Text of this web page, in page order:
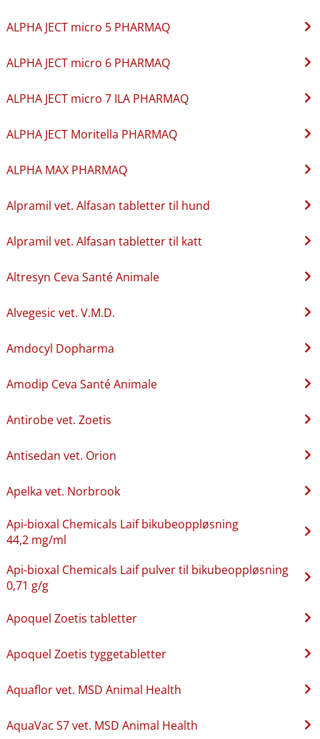
ALPHA JECT micro 5 PHARMAQ
ALPHA JECT micro 6 PHARMAQ
ALPHA JECT micro 7 ILA PHARMAQ
ALPHA JECT Moritella PHARMAQ
ALPHA MAX PHARMAQ
Alpramil vet. Alfasan tabletter til hund
Alpramil vet. Alfasan tabletter til katt
Altresyn Ceva Santé Animale
Alvegesic vet. V.M.D.
Amdocyl Dopharma
Amodip Ceva Santé Animale
Antirobe vet. Zoetis
Antisedan vet. Orion
Apelka vet. Norbrook
Api-bioxal Chemicals Laif bikubeoppløsning
44,2 mg/ml
Api-bioxal Chemicals Laif pulver til bikubeoppløsning
0,71 g/g
Apoquel Zoetis tabletter
Apoquel Zoetis tyggetabletter
Aquaflor vet. MSD Animal Health
AquaVac S7 vet. MSD Animal Health